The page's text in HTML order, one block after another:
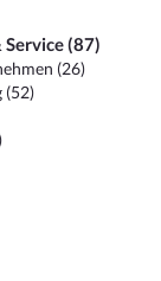
(87)
(26)
(52)